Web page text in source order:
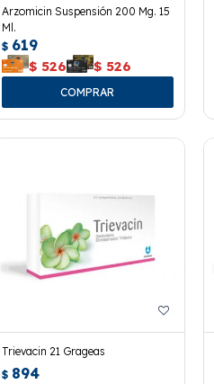
Arzomicin Suspensión 200 Mg. 15
Ml.
$ 619
$ 526 $ 526
Trievacin 21 Grageas
$ 894